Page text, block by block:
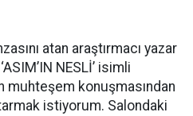
atan araştırmacı yazar
NESLİ’ isimli
muhteşem konuşmasından
istiyorum. Salondaki